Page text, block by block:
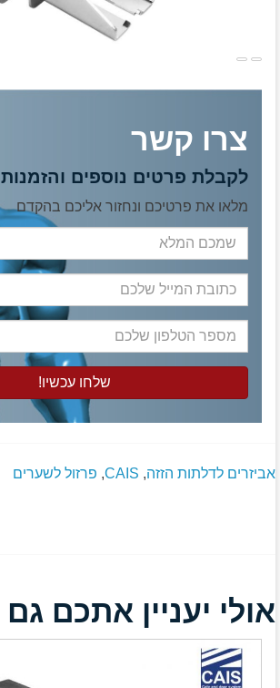
צרו קשר
לקבלת פרטים נוספים והזמנות
מלאו את פרטיכם ונחזור אליכם בהקדם
שמכם
המלא
כתובת
המייל
שלכם
מספר
הטלפון
שלכם
אביזרים לדלתות הזזה,
CAIS
, פרזול לשערים
אולי יעניין אתכם גם